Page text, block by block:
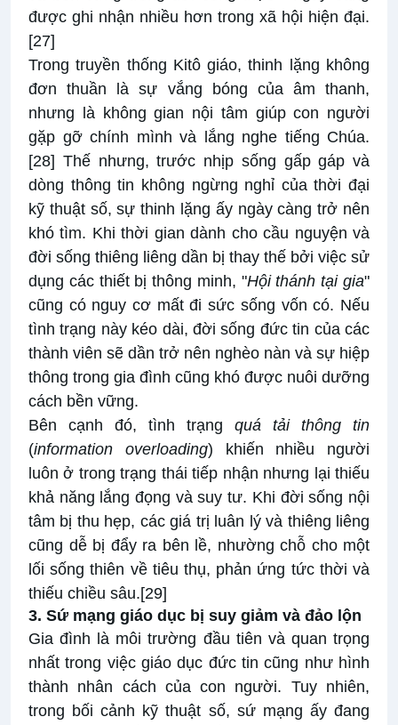
được ghi nhận nhiều hơn trong xã hội hiện đại.
[27]
Trong truyền thống Kitô giáo, thinh lặng không
đơn thuần là sự vắng bóng của âm thanh,
nhưng là không gian nội tâm giúp con người
gặp gỡ chính mình và lắng nghe tiếng Chúa.
[28] Thế nhưng, trước nhịp sống gấp gáp và
dòng thông tin không ngừng nghỉ của thời đại
kỹ thuật số, sự thinh lặng ấy ngày càng trở nên
khó tìm. Khi thời gian dành cho cầu nguyện và
đời sống thiêng liêng dần bị thay thế bởi việc sử
dụng các thiết bị thông minh, "Hội thánh tại gia"
cũng có nguy cơ mất đi sức sống vốn có. Nếu
tình trạng này kéo dài, đời sống đức tin của các
thành viên sẽ dần trở nên nghèo nàn và sự hiệp
thông trong gia đình cũng khó được nuôi dưỡng
cách bền vững.
Bên cạnh đó, tình trạng quá tải thông tin
(information overloading) khiến nhiều người
luôn ở trong trạng thái tiếp nhận nhưng lại thiếu
khả năng lắng đọng và suy tư. Khi đời sống nội
tâm bị thu hẹp, các giá trị luân lý và thiêng liêng
cũng dễ bị đẩy ra bên lề, nhường chỗ cho một
lối sống thiên về tiêu thụ, phản ứng tức thời và
thiếu chiều sâu.[29]
3. Sứ mạng giáo dục bị suy giảm và đảo lộn
Gia đình là môi trường đầu tiên và quan trọng
nhất trong việc giáo dục đức tin cũng như hình
thành nhân cách của con người. Tuy nhiên,
trong bối cảnh kỹ thuật số, sứ mạng ấy đang